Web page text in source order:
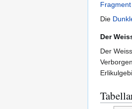
Fragment
Die
Der
Der